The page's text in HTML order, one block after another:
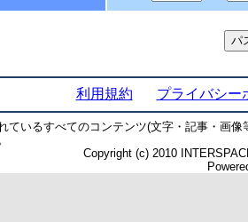
利用規約 プライバシー
ているすべてのコンテンツ(文字・記事・画
Copyright (c) 2010